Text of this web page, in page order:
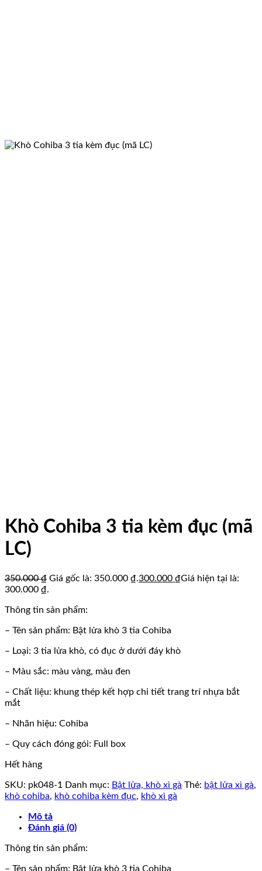
Khò Cohiba 3 tia kèm đục (mã
LC)
350.000₫ Giá gốc là: 350.000 ₫.300.000 ₫Giá hiện tại là:
300.000 ₫.
Thông tin sản phẩm:
– Tên sản phẩm: Bật lửa khò 3 tia Cohiba
– Loại: 3 tia lửa khò, có đục ở dưới đáy khò
– Màu sắc: màu vàng, màu đen
– Chất liệu: khung thép kết hợp chi tiết trang trí nhựa bắt
mắt
– Nhãn hiệu: Cohiba
– Quy cách đóng gói: Full box
Hết hàng
SKU: pk048-1 Danh mục: Bật lửa, khò xì gà Thẻ: bật lửa xì gà,
khò cohiba, khò cohiba kèm đục, khò xì gà
Mô tả
Đánh giá (0)
Thông tin sản phẩm:
– Tên sản phẩm: Bật lửa khò 3 tia Cohiba